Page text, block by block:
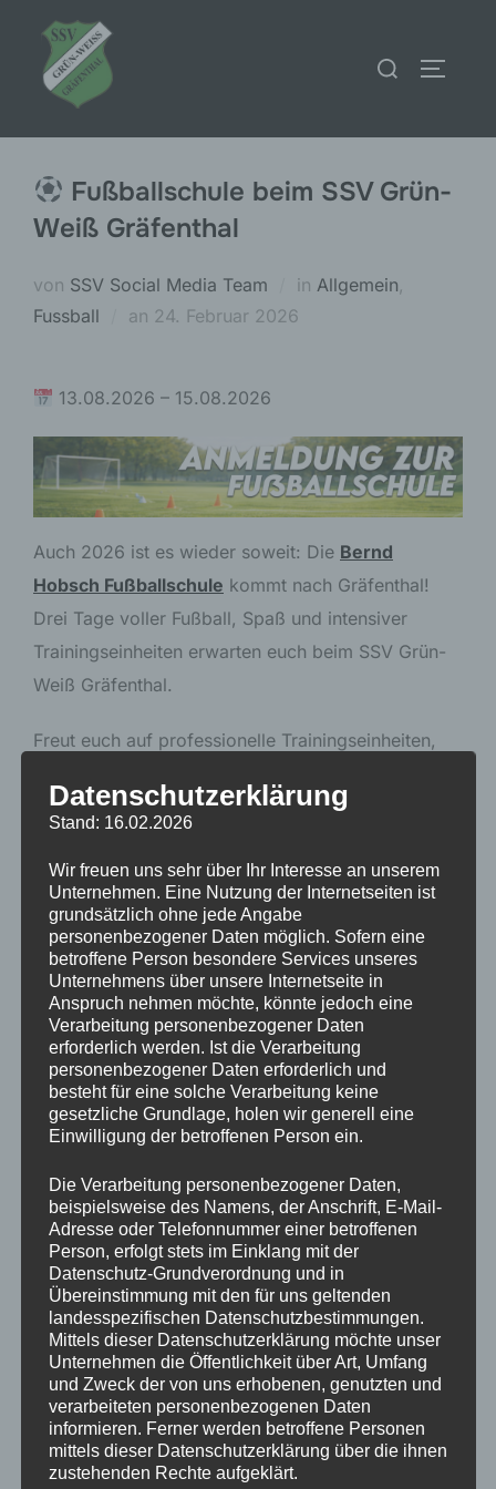
springen
Suchen
Fußballschule beim SSV Grün-
Weiß Gräfenthal
von SSV Social Media Team in Allgemein,
Fussball
an Veröffentlicht
24. Februar 2026
13.08.2026 – 15.08.2026
Auch 2026 ist es wieder soweit: Die Bernd
Hobsch Fußballschule kommt nach Gräfenthal!
Drei Tage voller Fußball, Spaß und intensiver
Trainingseinheiten erwarten euch beim SSV Grün-
Weiß Gräfenthal.
Freut euch auf professionelle Trainingseinheiten,
dem Platz.
Im Preis inbegriffen:
Ein hochwertiger Fußball
Eine Sport-Trinkflasche
Essen und Getränke vor Ort
Trainingszeiten:
Tag: 09:15 – 15:00 Uhr
Tag: 09:45 – 15:00 Uhr
Tag: 09:45 – 15:00 Uhr
Die Fußballschule richtet sich an alle
fußballbegeisterten Kinder und Jugendlichen, die
ihre Fähigkeiten verbessern und gemeinsam mit
anderen eine tolle Zeit verbringen möchten.
Jetzt anmelden und Platz sichern:
Datenschutzerklärung
Stand: 16.02.2026
Wir freuen uns sehr über Ihr Interesse an unserem
Unternehmen. Eine Nutzung der Internetseiten ist
grundsätzlich ohne jede Angabe
personenbezogener Daten möglich. Sofern eine
betroffene Person besondere Services unseres
Unternehmens über unsere Internetseite in
Anspruch nehmen möchte, könnte jedoch eine
Verarbeitung personenbezogener Daten
erforderlich werden. Ist die Verarbeitung
personenbezogener Daten erforderlich und
besteht für eine solche Verarbeitung keine
gesetzliche Grundlage, holen wir generell eine
Einwilligung der betroffenen Person ein.
Die Verarbeitung personenbezogener Daten,
beispielsweise des Namens, der Anschrift, E-Mail-
Adresse oder Telefonnummer einer betroffenen
Person, erfolgt stets im Einklang mit der
Datenschutz-Grundverordnung und in
Übereinstimmung mit den für uns geltenden
landesspezifischen Datenschutzbestimmungen.
Mittels dieser Datenschutzerklärung möchte unser
Unternehmen die Öffentlichkeit über Art, Umfang
und Zweck der von uns erhobenen, genutzten und
verarbeiteten personenbezogenen Daten
informieren. Ferner werden betroffene Personen
mittels dieser Datenschutzerklärung über die ihnen
zustehenden Rechte aufgeklärt.